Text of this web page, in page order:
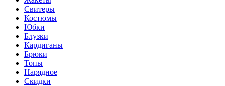
Свитеры
Костюмы
Юбки
Блузки
Кардиганы
Брюки
Топы
Нарядное
Скидки